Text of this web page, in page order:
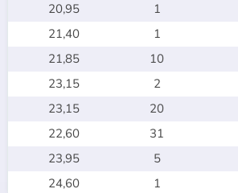
20,95
1
21,40
1
21,85
10
23,15
2
23,15
20
22,60
31
23,95
5
24,60
1